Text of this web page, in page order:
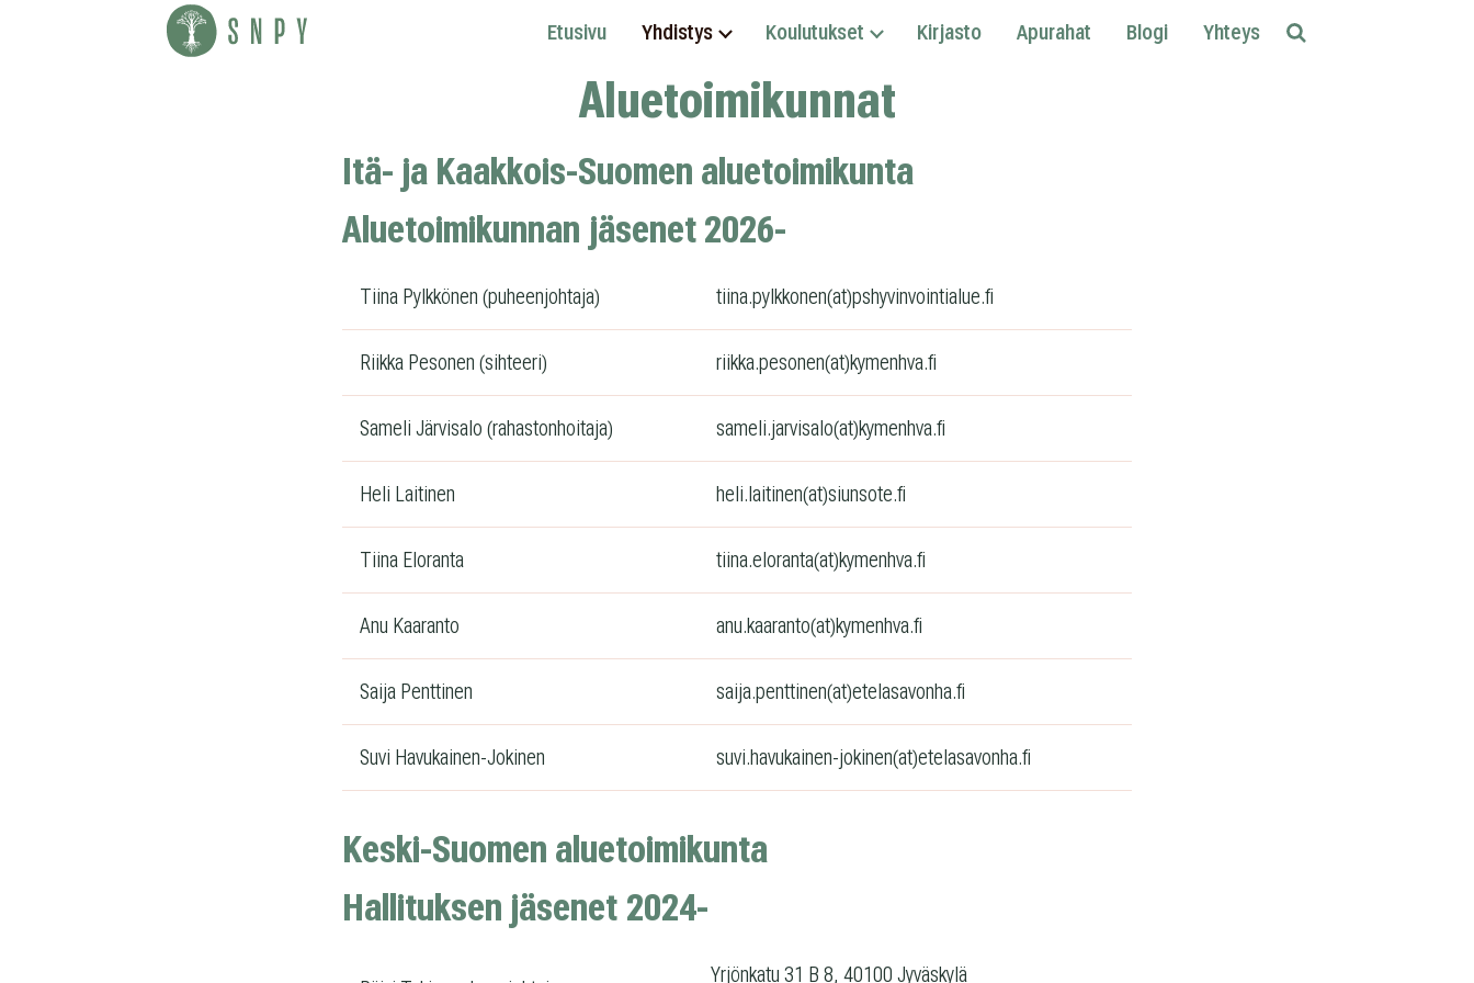
Etusivu Yhdistys Koulutukset Kirjasto Apurahat Blogi Yhteys Etsi
Aluetoimikunnat
Itä- ja Kaakkois-Suomen aluetoimikunta
Alue­toi­mi­kun­nan jäsenet 2026-
Tiina Pylkkönen (puheenjohtaja) tiina.pylkkonen(at)pshyvinvointialue.fi
Riikka Pesonen (sihteeri) riikka.pesonen(at)kymenhva.fi
Sameli Jär­vi­salo (rahastonhoitaja) sameli.jarvisalo(at)kymenhva.fi
Heli Laitinen heli.laitinen(at)siunsote.fi
Tiina Eloranta tiina.eloranta(at)kymenhva.fi
Anu Kaaranto anu.kaaranto(at)kymenhva.fi
Saija Penttinen saija.penttinen(at)etelasavonha.fi
Suvi Havukainen-Jokinen suvi.havukainen-jokinen(at)etelasavonha.fi
Keski-Suomen aluetoimikunta
Hal­li­tuk­sen jäse­net 2024-
Yrjönkatu 31 B 8, 40100 Jyväskylä